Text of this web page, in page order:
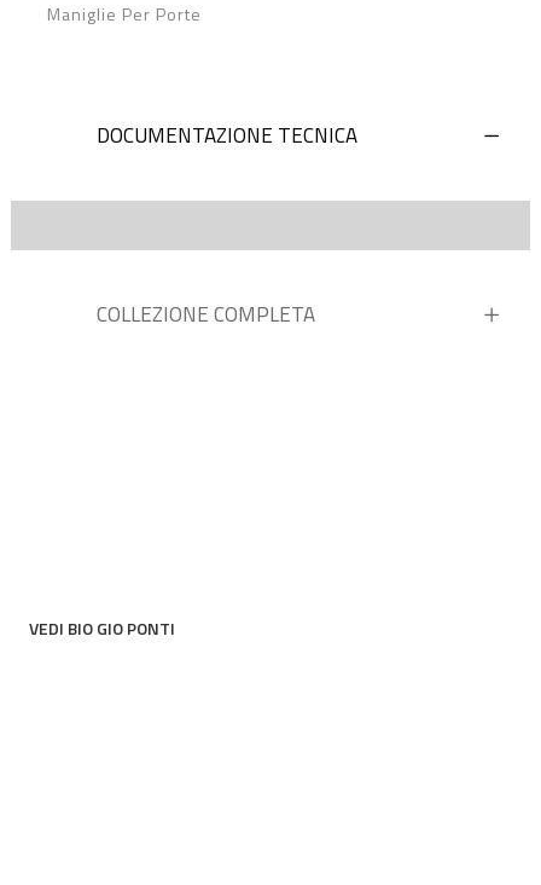
Maniglie Per Porte
DOCUMENTAZIONE TECNICA
COLLEZIONE COMPLETA
VEDI BIO GIO PONTI